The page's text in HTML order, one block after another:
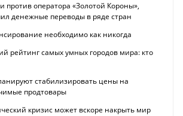
против оператора «Золотой Короны»,
денежные переводы в ряде стран
необходимо как никогда
рейтинг самых умных городов мира: кто
стабилизировать цены на
продтовары
кризис может вскоре накрыть мир